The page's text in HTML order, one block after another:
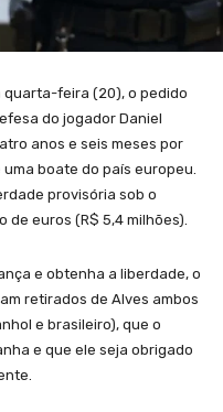
quarta-feira (20), o pedido
do jogador Daniel
anos e seis meses por
boate do país europeu.
provisória sob o
de euros (R$ 5,4 milhões).
e obtenha a liberdade, o
retirados de Alves ambos
e brasileiro), que o
e que ele seja obrigado